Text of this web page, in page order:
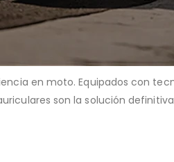
en moto. Equipados con
son la solución